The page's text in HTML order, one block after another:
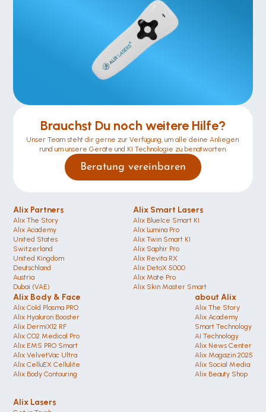
Brauchst Du noch weitere Hilfe?
Unser Team steht dir gerne zur Verfügung, um alle deine Anliegen
rund um unsere Geräte und KI Technologie zu benatworten.
Beratung vereinbaren
Alix Partners
Alix The Story
Alix Academy
United States
Switzerland
United Kingdom
Deutschland
Austria
Dubai (VAE)
Alix Smart Lasers
Alix BlueIce Smart KI
Alix Lumina Pro
Alix Twin Smart KI
Alix Saphir Pro
Alix Revita RX
Alix DetoX 5000
Alix Mate Pro
Alix Skin Master Smart
Alix Body & Face
Alix Cold Plasma PRO
Alix Hyaluron Booster
Alix DermiX12 RF
Alix CO2 Medical Pro
Alix EMS PRO Smart
Alix VelvetVac Ultra
Alix CelluEX Cellulite
Alix Body Contouring
about Alix
Alix The Story
Alix Academy
Smart Technology
AI Technology
Alix News Center
Alix Magazin 2025
Alix Social Media
Alix Beauty Shop
Alix Lasers